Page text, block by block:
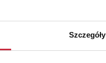
Szczegóły